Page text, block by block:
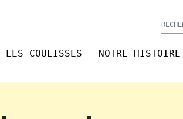
LES COULISSES NOTRE HISTOIRE